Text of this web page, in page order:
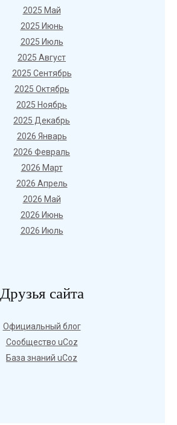
2025 Май
2025 Июнь
2025 Июль
2025 Август
2025 Сентябрь
2025 Октябрь
2025 Ноябрь
2025 Декабрь
2026 Январь
2026 Февраль
2026 Март
2026 Апрель
2026 Май
2026 Июнь
2026 Июль
Друзья сайта
Официальный блог
Сообщество uCoz
База знаний uCoz